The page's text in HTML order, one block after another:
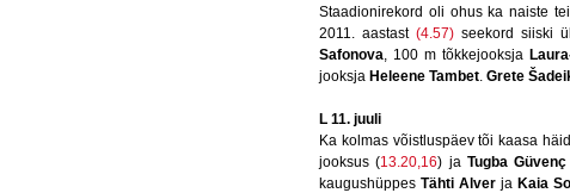
Staadionirekord oli ohus ka naiste
2011. aastast (4.57) seekord siiski
Safonova, 100 m tõkkejooksja
jooksja Heleene Tambet. Grete
L 11. juuli
Ka kolmas võistluspäev tõi kaasa
jooksus (13.20,16) jaTugba Güvenç
kaugushüppes Tähti Alverja Kaia